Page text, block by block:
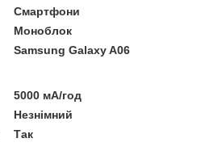
Смартфони
Моноблок
Samsung Galaxy A06
5000 мА/год
Незнімний
Так